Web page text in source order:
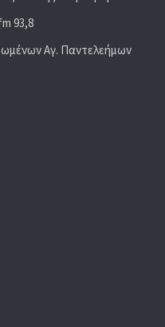
93,8
Αγ. Παντελεήμων